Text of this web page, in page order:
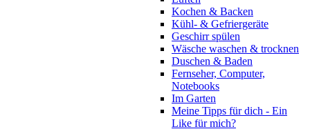
Kochen & Backen
Kühl- & Gefriergeräte
Geschirr spülen
Wäsche waschen & trocknen
Duschen & Baden
Fernseher, Computer,
Notebooks
Im Garten
Meine Tipps für dich - Ein
Like für mich?